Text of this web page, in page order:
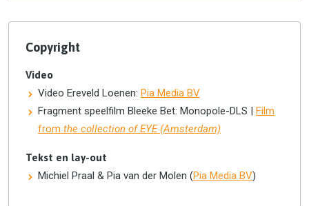
Copyright
Video
Video Ereveld Loenen: Pia Media BV
Fragment speelfilm Bleeke Bet: Monopole-DLS | Film
from the collection of EYE (Amsterdam)
Tekst en lay-out
Michiel Praal & Pia van der Molen (Pia Media BV)